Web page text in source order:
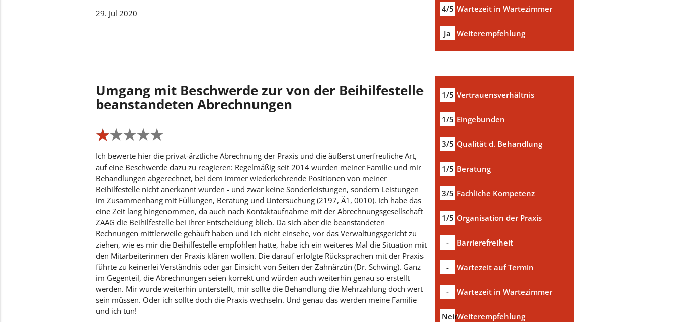
4/5 Wartezeit in Wartezimmer
Ja Weiterempfehlung
29. Jul 2020
1/5 Vertrauensverhältnis
1/5 Eingebunden
3/5 Qualität d. Behandlung
1/5 Beratung
3/5 Fachliche Kompetenz
1/5 Organisation der Praxis
- Barrierefreiheit
- Wartezeit auf Termin
- Wartezeit in Wartezimmer
NeinWeiterempfehlung
Umgang mit Beschwerde zur von der Beihilfestelle
beanstandeten Abrechnungen
★★★★★
★★★★★
Ich bewerte hier die privat-ärztliche Abrechnung der Praxis und die äußerst unerfreuliche Art,
auf eine Beschwerde dazu zu reagieren: Regelmäßig seit 2014 wurden meiner Familie und mir
Behandlungen abgerechnet, bei dem immer wiederkehrende Positionen von meiner
Beihilfestelle nicht anerkannt wurden - und zwar keine Sonderleistungen, sondern Leistungen
im Zusammenhang mit Füllungen, Beratung und Untersuchung (2197, Ä1, 0010). Ich habe das
eine Zeit lang hingenommen, da auch nach Kontaktaufnahme mit der Abrechnungsgesellschaft
ZAAG die Beihilfestelle bei ihrer Entscheidung blieb. Da sich aber die beanstandeten
Rechnungen mittlerweile gehäuft haben und ich nicht einsehe, vor das Verwaltungsgericht zu
ziehen, wie es mir die Beihilfestelle empfohlen hatte, habe ich ein weiteres Mal die Situation mit
den Mitarbeiterinnen der Praxis klären wollen. Die darauf erfolgte Rücksprachen mit der Praxis
führte zu keinerlei Verständnis oder gar Einsicht von Seiten der Zahnärztin (Dr. Schwing). Ganz
im Gegenteil, die Abrechnungen seien korrekt und würden auch weiterhin genau so erstellt
werden. Mir wurde weiterhin unterstellt, mir sollte die Behandlung die Mehrzahlung doch wert
sein müssen. Oder ich sollte doch die Praxis wechseln. Und genau das werden meine Familie
und ich tun!